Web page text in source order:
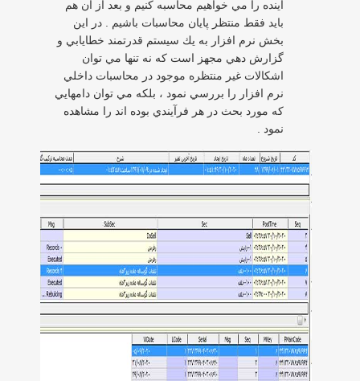
آينده را مي خواهيم محاسبه كنيم و بعد از آن هم
بايد فقط منتظر پايان محاسبات باشيم . در اين
بخش نرم افزار به يك سيستم قدرتمند خطايابي و
گزارش دهي مجهز است كه نه تنها مي توان
اشكالات غير منتظره موجود در محاسبات داخلي
نرم افزار را بررسي نمود ، بلكه مي توان دامهايي
كه مورد بحث در هر فرآيندي بوده اند را مشاهده
نمود .